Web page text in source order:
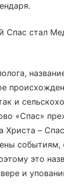
Спас стал
и
«Спас»
Христа –
событиям,
это
и